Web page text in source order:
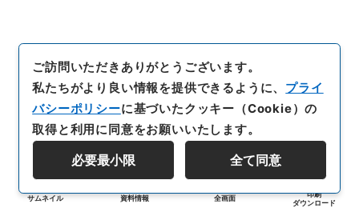
サムネイル 資料情報 全画面
印刷
ダウンロード
ご訪問いただきありがとうございます。
私たちがより良い情報を提供できるように、 プライ
バシーポリシーに基づいたクッキー（Cookie）の
取得と利用に同意をお願いいたします。
必要最小限 全て同意